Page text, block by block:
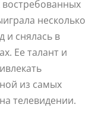
несколько
и снялась в
Ее талант и
из самых
телевидении.